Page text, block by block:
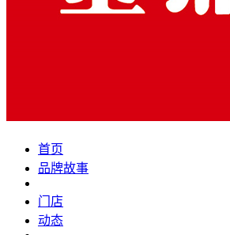
首页
品牌故事
门店
动态